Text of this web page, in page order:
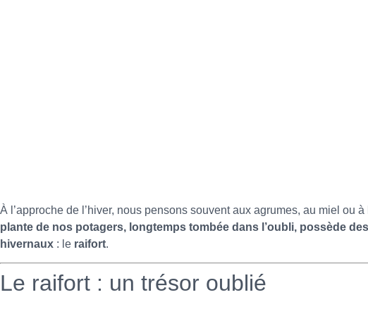
À l’approche de l’hiver, nous pensons souvent aux agrumes, au miel ou
plante de nos potagers, longtemps tombée dans l’oubli, possède
hivernaux : le raifort.
Le raifort : un trésor oublié